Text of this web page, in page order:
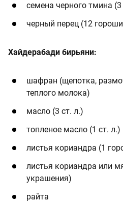
семена черного тмина (3
черный перец (12
Хайдерабади бирьяни:
шафран (щепотка,
теплого молока)
масло (3 ст. л.)
топленое масло (1 ст. л.)
листья кориандра (1
листья кориандра или
украшения)
райта